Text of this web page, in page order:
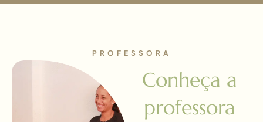
PROFESSORA
Conheça a
professora